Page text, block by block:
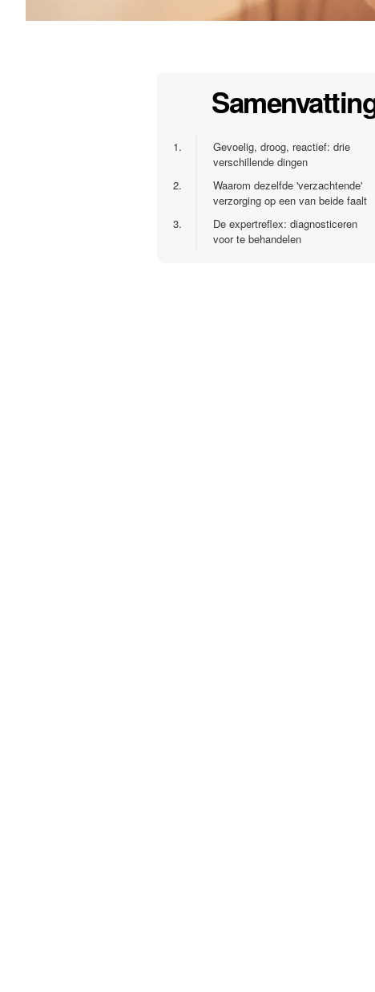
1.
Gevoelig, droog, reactief: drie
verschillende dingen
2.
Waarom dezelfde 'verzachtende'
verzorging op een van beide faalt
3.
De expertreflex: diagnosticeren
voor te behandelen